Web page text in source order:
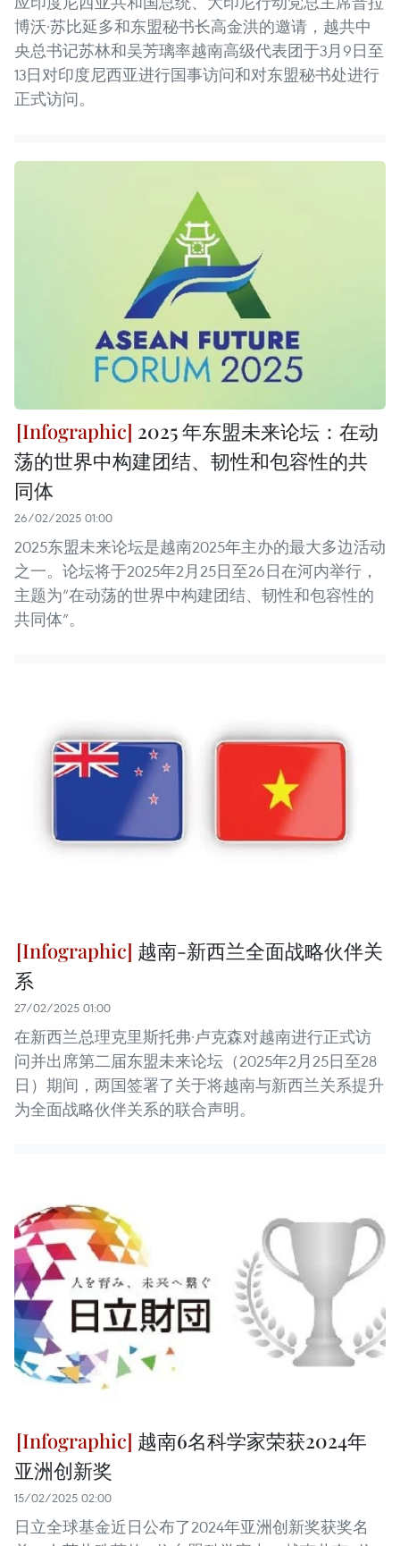
博沃·苏比延多和东盟秘书长高金洪的邀请，越共中
央总书记苏林和吴芳璃率越南高级代表团于3月9日至
13日对印度尼西亚进行国事访问和对东盟秘书处进行
正式访问。
2025 年东盟未来论坛：在动
荡的世界中构建团结、韧性和包容性的共
同体
26/02/2025 01:00
2025东盟未来论坛是越南2025年主办的最大多边活动
之一。论坛将于2025年2月25日至26日在河内举行，
主题为“在动荡的世界中构建团结、韧性和包容性的
共同体”。
越南-新西兰全面战略伙伴关
系
27/02/2025 01:00
在新西兰总理克里斯托弗·卢克森对越南进行正式访
问并出席第二届东盟未来论坛（2025年2月25日至28
日）期间，两国签署了关于将越南与新西兰关系提升
为全面战略伙伴关系的联合声明。
越南6名科学家荣获2024年
亚洲创新奖
15/02/2025 02:00
日立全球基金近日公布了2024年亚洲创新奖获奖名